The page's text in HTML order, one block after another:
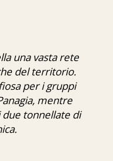
una vasta rete
del territorio.
per i gruppi
mentre
tonnellate di